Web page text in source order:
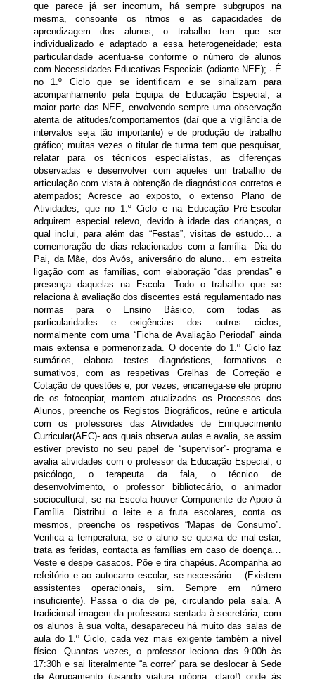
que parece já ser incomum,
há sempre subgrupos na
mesma, consoante os ritmos e as capacidades de
aprendizagem dos alunos; o trabalho tem que ser
individualizado e adaptado a essa heterogeneidade; esta
particularidade acentua-se conforme o número de alunos
com Necessidades Educativas Especiais (adiante NEE); · É
no 1.º Ciclo que se identificam e se sinalizam para
acompanhamento pela Equipa de Educação Especial, a
maior parte das NEE, envolvendo sempre uma observação
atentade atitudes/comportamentos (daí que a vigilância de
intervalos seja tão importante) e de produção de trabalho
gráfico; muitas vezes o titular de turma tem que pesquisar,
relatarpara os técnicos especialistas, as diferenças
observadas e desenvolver com aqueles um trabalho de
articulação com vista à obtenção de diagnósticos corretos e
atempados; Acresce ao exposto, o extenso Plano de
Atividades, que no 1.º Ciclo e na Educação Pré-Escolar
adquirem especial relevo, devido à idade das crianças, o
qual inclui, para além das “Festas”, visitas de estudo… a
comemoração de dias relacionados com a família- Dia do
Pai, da Mãe, dos Avós, aniversário do aluno… em estreita
ligação com as famílias, com elaboração “das prendas” e
presença daquelas na Escola. Todo o trabalho que se
relacionaà avaliaçãodos discentes está regulamentadonas
normas para o Ensino Básico, com todas as
particularidades e exigências dos outros ciclos,
normalmente com uma “Ficha de Avaliação Periodal” ainda
mais extensa e pormenorizada. O docente do 1.º Ciclo faz
sumários, elabora testes diagnósticos, formativos e
sumativos, com as respetivas Grelhas de Correção e
Cotação de questões e, por vezes, encarrega-se ele próprio
de os fotocopiar, mantem atualizados os Processos dos
Alunos, preenche os Registos Biográficos, reúne e articula
com os professores das Atividades de Enriquecimento
Curricular(AEC)- aos quais observa aulas e avalia, se assim
estiver previsto no seu papel de “supervisor”- programa e
avalia atividades com o professor da Educação Especial, o
psicólogo, o terapeuta da fala, o técnico de
desenvolvimento, o professor bibliotecário, o animador
sociocultural, se na Escola houver Componente de Apoio à
Família. Distribui o leite e a fruta escolares, conta os
mesmos, preenche os respetivos “Mapas de Consumo”.
Verifica a temperatura, se o aluno se queixa de mal-estar,
trata as feridas, contacta as famílias em caso de doença…
Veste e despe casacos. Põe e tira chapéus. Acompanha ao
refeitório e ao autocarro escolar, se necessário… (Existem
assistentes operacionais, sim. Sempre em número
insuficiente). Passa o dia de pé, circulando pela sala. A
tradicional imagem da professora sentada à secretária, com
os alunos à sua volta, desapareceu há muito das salas de
aula do 1.º Ciclo, cada vez mais exigente também a nível
físico. Quantas vezes, o professor leciona das 9:00h às
17:30h e sai literalmente “a correr” para se deslocar à Sede
de Agrupamento (usando viatura própria, claro!) onde às